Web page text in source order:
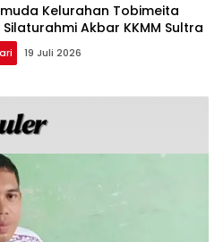
Kelurahan Tobimeita
Akbar KKMM Sultra
19 Juli 2026